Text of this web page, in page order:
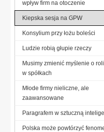
wpływ firm na otoczenie
Kiepska sesja na GPW
Konsylium przy łożu boleści
Ludzie robią głupie rzeczy
Musimy zmienić myślenie o
w spółkach
Młode firmy nieliczne, ale
zaawansowane
Paragrafem w sztuczną
Polska może powtórzyć